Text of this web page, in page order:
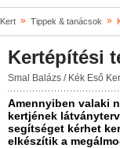
Kert » Tippek & tanácsok »
Kertépítési
Smal Balázs / Kék Eső
Amennyiben valaki
kertjének
segítséget kérhet
elkészítik a